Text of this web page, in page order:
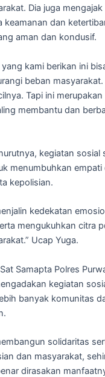
Dia juga
keamanan dan
aman dan kondusif.
yang kami berikan ini
beban
Tapi ini
membantu dan
kegiatan sosial
menumbuhkan
kepolisian.
kedekatan
mengukuhkan citra
Ucap Yuga.
Samapta Polres
kegiatan
banyak komunitas
solidaritas
dan masyarakat,
dirasakan